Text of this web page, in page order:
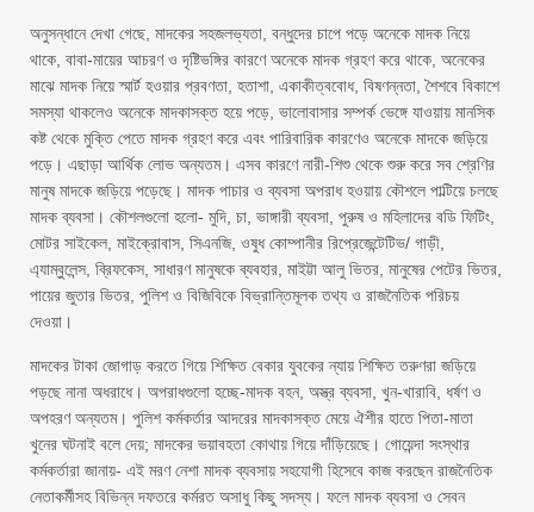
অনুসন্ধানে দেখা গেছে, মাদকের সহজলভ্যতা, বন্ধুদের চাপে পড়ে অনেকে মাদক নিয়ে
থাকে, বাবা-মায়ের আচরণ ও দৃষ্টিভঙ্গির কারণে অনেকে মাদক গ্রহণ করে থাকে, অনেকের
মাঝে মাদক নিয়ে স্মার্ট হওয়ার প্রবণতা, হতাশা, একাকীত্ববোধ, বিষণন্নতা, শৈশবে বিকাশে
সমস্যা থাকলেও অনেকে মাদকাসক্ত হয়ে পড়ে, ভালোবাসার সম্পর্ক ভেঙ্গে যাওয়ায় মানসিক
কষ্ট থেকে মুক্তি পেতে মাদক গ্রহণ করে এবং পারিবারিক কারণেও অনেকে মাদকে জড়িয়ে
পড়ে। এছাড়া আর্থিক লোভ অন্যতম। এসব কারণে নারী-শিশু থেকে শুরু করে সব শ্রেণির
মানুষ মাদকে জড়িয়ে পড়েছে। মাদক পাচার ও ব্যবসা অপরাধ হওয়ায় কৌশলে পাল্টিয়ে চলছে
মাদক ব্যবসা। কৌশলগুলো হলো- মুদি, চা, ভাঙ্গারী ব্যবসা, পুরুষ ও মহিলাদের বডি ফিটিং,
মোটর সাইকেল, মাইক্রোবাস, সিএনজি, ওষুধ কোম্পানীর রিপ্রেজেন্টেটিভ/ গাড়ী,
এ্যাম্বুলেন্স, ব্রিফকেস, সাধারণ মানুষকে ব্যবহার, মাইট্টা আলু ভিতর, মানুষের পেটের ভিতর,
পায়ের জুতার ভিতর, পুলিশ ও বিজিবিকে বিভ্রান্তিমূলক তথ্য ও রাজনৈতিক পরিচয়
দেওয়া।
মাদকের টাকা জোগাড় করতে গিয়ে শিক্ষিত বেকার যুবকের ন্যায় শিক্ষিত তরুণরা জড়িয়ে
পড়ছে নানা অধরাধে। অপরাধগুলো হচ্ছে-মাদক বহন, অস্ত্র ব্যবসা, খুন-খারাবি, ধর্ষণ ও
অপহরণ অন্যতম। পুলিশ কর্মকর্তার আদরের মাদকাসক্ত মেয়ে ঐশীর হাতে পিতা-মাতা
খুনের ঘটনাই বলে দেয়; মাদকের ভয়াবহতা কোথায় গিয়ে দাঁড়িয়েছে। গোয়েন্দা সংস্থার
কর্মকর্তারা জানায়- এই মরণ নেশা মাদক ব্যবসায় সহযোগী হিসেবে কাজ করছেন রাজনৈতিক
নেতাকর্মীসহ বিভিন্ন দফতরে কর্মরত অসাধু কিছু সদস্য। ফলে মাদক ব্যবসা ও সেবন